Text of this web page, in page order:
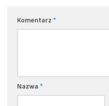
Komentarz*
Nazwa*